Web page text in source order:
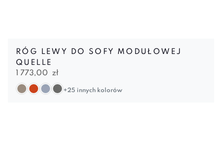
RÓG LEWY DO SOFY MODUŁOWEJ
QUELLE
1 773,00 zł
+25 innych kolorów